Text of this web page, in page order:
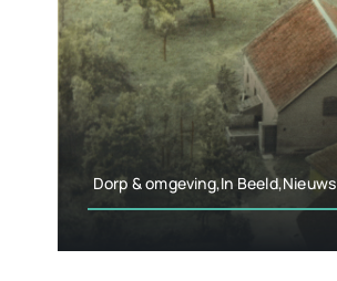
Dorp & omgeving,In Beeld,Nieuws